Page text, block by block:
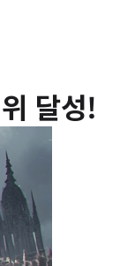
달성!